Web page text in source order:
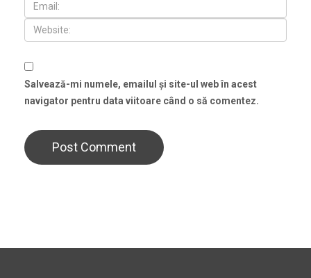
Salvează-mi numele, emailul și site-ul web în acest
navigator pentru data viitoare când o să comentez.